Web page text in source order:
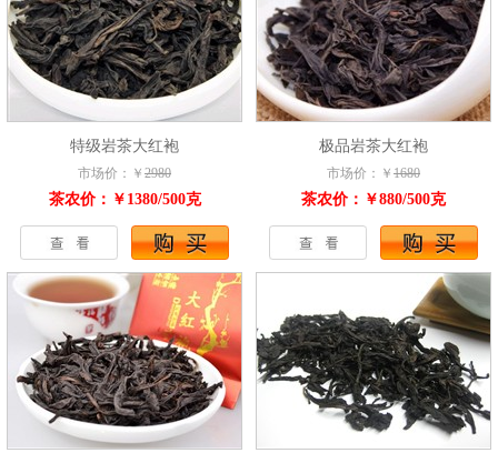
特级岩茶大红袍
市场价：￥ 2980
茶农价：￥1380/500克
极品岩茶大红袍
市场价：￥ 1680
茶农价：￥880/500克